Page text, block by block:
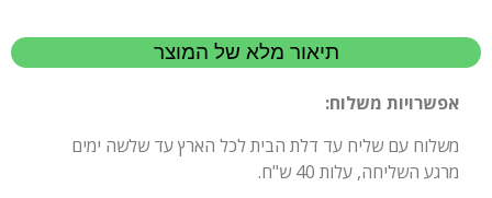
תיאור מלא של המוצר
אפשרויות משלוח:
משלוח עם שליח עד דלת הבית לכל הארץ עד שלשה ימים
מרגע השליחה, עלות 40 ש"ח.